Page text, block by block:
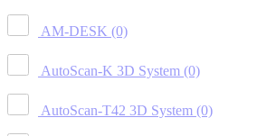
AM-DESK (0)
AutoScan-K 3D System (0)
AutoScan-T42 3D System (0)